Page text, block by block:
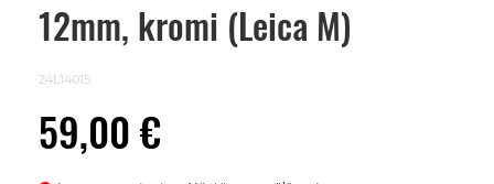
12mm, kromi (Leica M)
24L14015
59,00 €
beginning
images